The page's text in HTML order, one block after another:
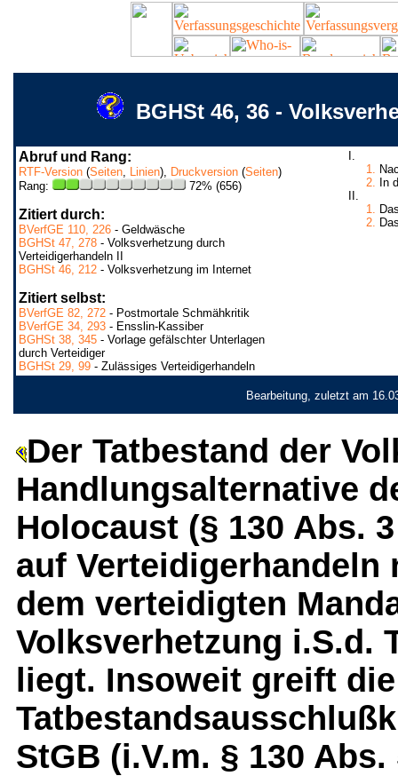
BGHSt 46, 36 -
Abruf und Rang:
RTF-Version (Seiten, Linien), Druckversion (Seiten)
Rang:
72% (656)
Zitiert durch:
BVerfGE 110, 226 - Geldwäsche
BGHSt 47, 278 - Volksverhetzung durch
Verteidigerhandeln II
BGHSt 46, 212 - Volksverhetzung im Internet
Zitiert selbst:
BVerfGE 82, 272 - Postmortale Schmähkritik
BVerfGE 34, 293 - Ensslin-Kassiber
BGHSt 38, 345 - Vorlage gefälschter Unterlagen
durch Verteidiger
BGHSt 29, 99 - Zulässiges Verteidigerhandeln
I.
1.
2. In
II.
1.
2.
Bearbeitung, zuletzt am
Der Tatbestand der
Handlungsalternative
Holocaust (§ 130 Abs.
auf Verteidigerhandeln
dem verteidigten
Volksverhetzung i.S.d.
liegt. Insoweit greift die
StGB (i.V.m. § 130 Abs.